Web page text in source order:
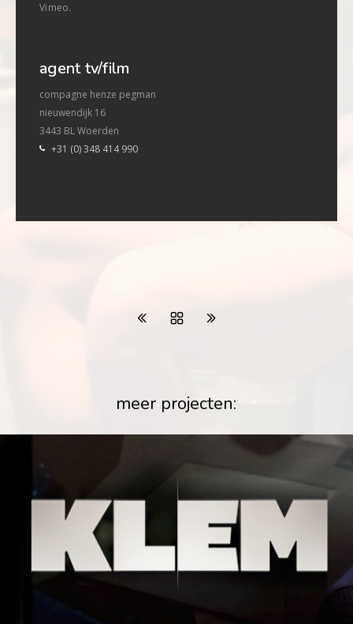
Vimeo.
agent tv/film
compagne henze pegman
nieuwendijk 16
3443 BL Woerden
+31 (0) 348 414 990
meer projecten: